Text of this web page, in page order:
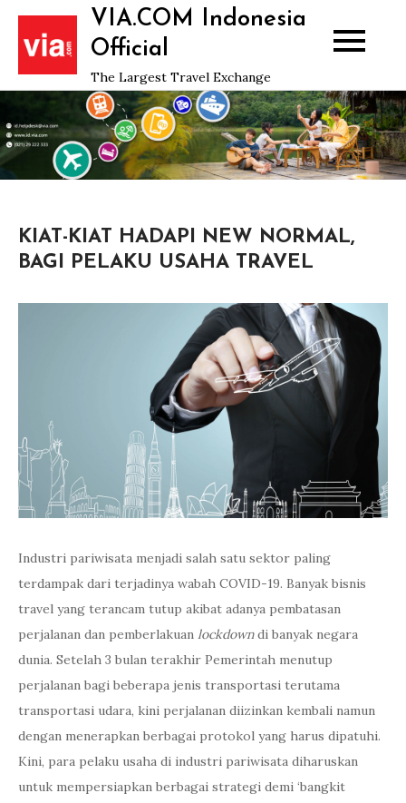
Skip
content
VIA.COM Indonesia
Official
The Largest Travel Exchange
KIAT-KIAT HADAPI NEW NORMAL,
BAGI PELAKU USAHA TRAVEL
Industri pariwisata menjadi salah satu sektor paling
terdampak dari terjadinya wabah COVID-19. Banyak bisnis
travel yang terancam tutup akibat adanya pembatasan
perjalanan dan pemberlakuan lockdowndi banyak negara
dunia. Setelah 3 bulan terakhir Pemerintah menutup
perjalanan bagi beberapa jenis transportasi terutama
transportasi udara, kini perjalanan diizinkan kembali namun
dengan menerapkan berbagai protokol yang harus dipatuhi.
Kini, para pelaku usaha di industri pariwisata diharuskan
untuk mempersiapkan berbagai strategi demi ‘bangkit